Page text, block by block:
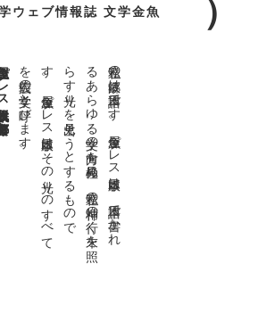
ウェブ情報誌 文学金魚
私達の
故郷は
日本語で
す
。
金魚屋プ
レ
ス
日本版は
、
日本語で
書か
れ
る
あ
ら
ゆ
る
文学の
方向を
見極め
、
私達の
精神の
行く
末を
照
ら
す
光り
を
見出そ
う
と
す
る
も
の
で
す
。
金魚屋プ
レ
ス
日本版は
そ
の
光り
の
す
べ
て
を
広義の
文学と
呼び
ま
す
。
代表 齋藤都